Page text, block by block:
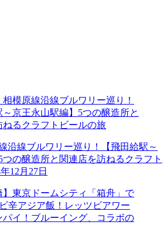
沿線ブルワリー巡り！【飛田給駅～
の醸造所と関連店を訪ねるクラフト
12月27日